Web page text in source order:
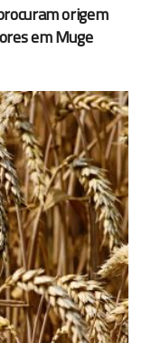
origem
em Muge